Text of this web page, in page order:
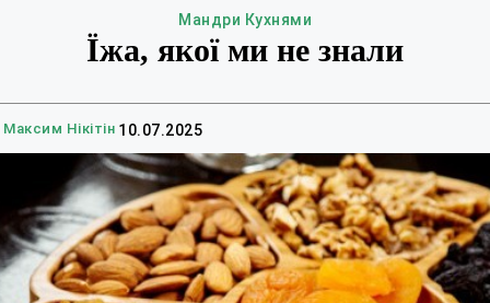
Мандри Кухнями
Їжа, якої ми не знали
Максим Нікітін 10.07.2025